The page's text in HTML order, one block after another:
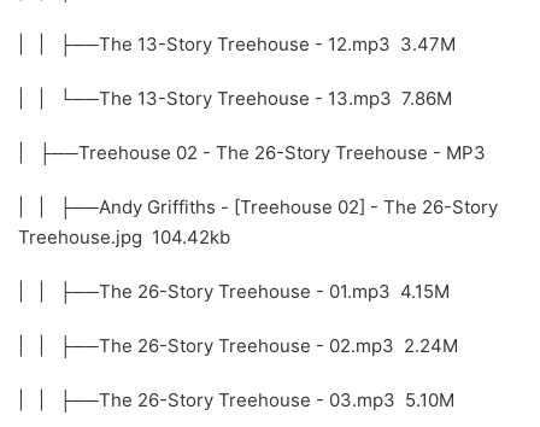
| | ├──The 13-Story Treehouse - 12.mp3 3.47M
| | └──The 13-Story Treehouse - 13.mp3 7.86M
| ├──Treehouse 02 - The 26-Story Treehouse - MP3
| | ├──Andy Griffiths - [Treehouse 02] - The 26-Story
Treehouse.jpg 104.42kb
| | ├──The 26-Story Treehouse - 01.mp3 4.15M
| | ├──The 26-Story Treehouse - 02.mp3 2.24M
| | ├──The 26-Story Treehouse - 03.mp3 5.10M